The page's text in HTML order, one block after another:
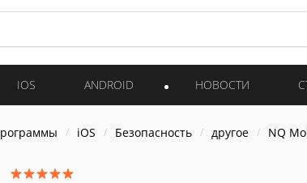
IOS ANDROID НОВОСТИ
iOS Безопасность другое NQ